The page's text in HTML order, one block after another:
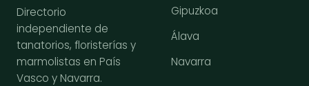
Directorio
independiente de
tanatorios, floristerías y
marmolistas en País
Vasco y Navarra.
Gipuzkoa
Álava
Navarra